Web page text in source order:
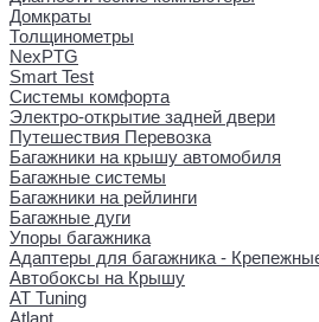
Домкраты
Толщинометры
NexPTG
Smart Test
Системы комфорта
Электро-открытие задней двери
Путешествия Перевозка
Багажники на крышу автомобиля
Багажные системы
Багажники на рейлинги
Багажные дуги
Упоры багажника
Адаптеры для багажника -
Автобоксы на Крышу
AT Tuning
Atlant